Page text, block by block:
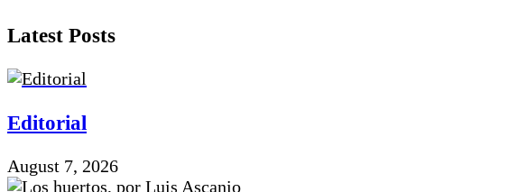
Latest Posts
Editorial
August 7, 2026